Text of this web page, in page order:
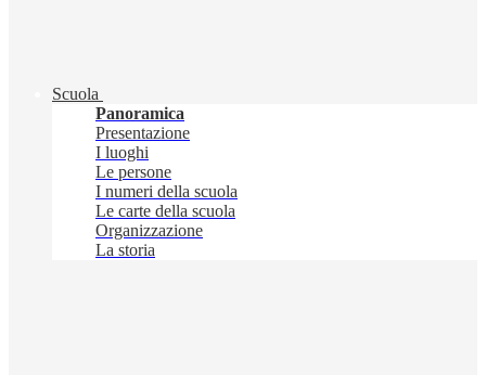
Scuola
Panoramica
Presentazione
I luoghi
Le persone
I numeri della scuola
Le carte della scuola
Organizzazione
La storia